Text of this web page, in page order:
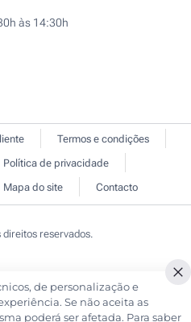
às 14:30h
Termos e condições
Política de privacidade
Mapa do site Contacto
direitos reservados.
de personalização e
Se não aceita as
poderá ser afetada. Para saber